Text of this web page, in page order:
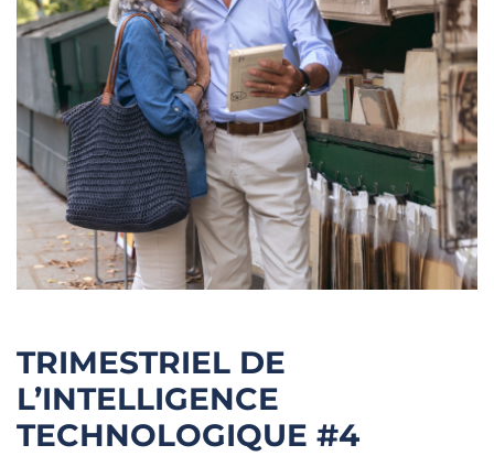
TRIMESTRIEL DE
L’INTELLIGENCE
TECHNOLOGIQUE #4